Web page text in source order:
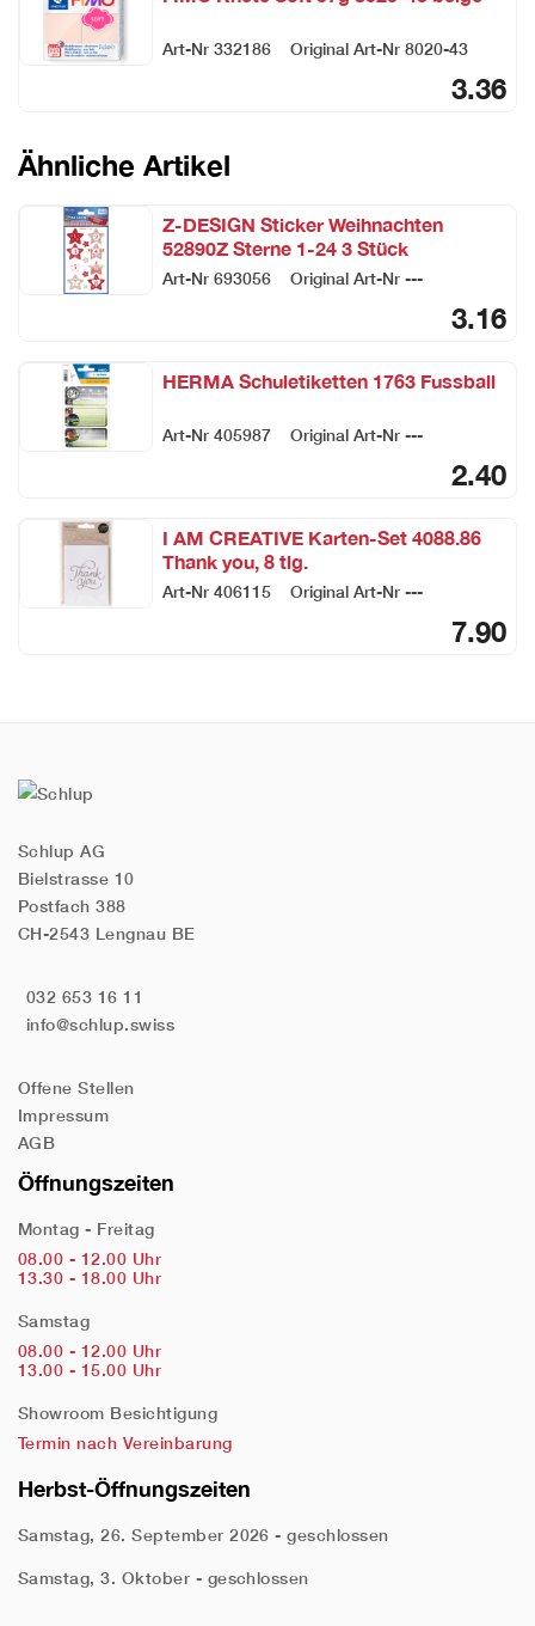
Art-Nr 332186 Original Art-Nr 8020-43
3.36
Ähnliche Artikel
Z-DESIGN Sticker Weihnachten
52890Z Sterne 1-24 3 Stück
Art-Nr 693056 Original Art-Nr ---
3.16
HERMA Schuletiketten 1763 Fussball
Art-Nr 405987 Original Art-Nr ---
2.40
I AM CREATIVE Karten-Set 4088.86
Thank you, 8 tlg.
Art-Nr 406115 Original Art-Nr ---
7.90
Schlup AG
Bielstrasse 10
Postfach 388
CH-2543 Lengnau BE
032 653 16 11
info@schlup.swiss
Offene Stellen
Impressum
AGB
Öffnungszeiten
Montag - Freitag
08.00 - 12.00 Uhr
13.30 - 18.00 Uhr
Samstag
08.00 - 12.00 Uhr
13.00 - 15.00 Uhr
Showroom Besichtigung
Termin nach Vereinbarung
Herbst-Öffnungszeiten
Samstag, 26. September 2026 - geschlossen
Samstag, 3. Oktober - geschlossen